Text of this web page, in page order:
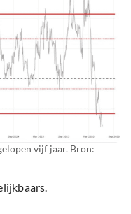
vijf jaar. Bron: